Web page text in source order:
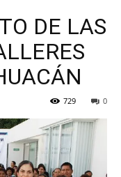
DE LAS
0
729